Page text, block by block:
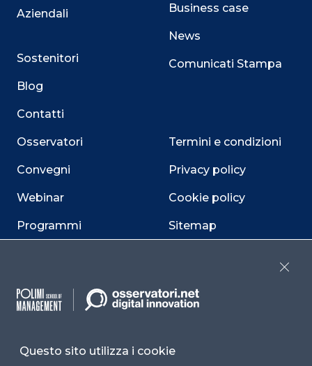
Aziendali
Sostenitori
Blog
Contatti
Osservatori
Convegni
Webinar
Programmi
Business case
News
Comunicati Stampa
Termini e condizioni
Privacy policy
Cookie policy
Sitemap
Cookie Center
Questo sito utilizza i cookie